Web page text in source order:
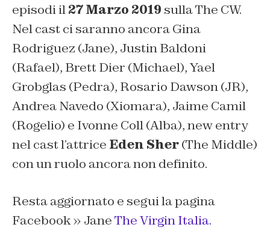
episodi il27 Marzo 2019 sulla The CW.
Nel cast ci saranno ancora Gina
Rodriguez (Jane), Justin Baldoni
(Rafael), Brett Dier (Michael), Yael
Grobglas (Pedra), Rosario Dawson (JR),
Andrea Navedo (Xiomara), Jaime Camil
(Rogelio) e Ivonne Coll (Alba), new entry
nel cast l’attrice Eden Sher(The Middle)
con un ruolo ancora non definito.
Resta aggiornato e segui la pagina
Facebook » JaneThe Virgin Italia.